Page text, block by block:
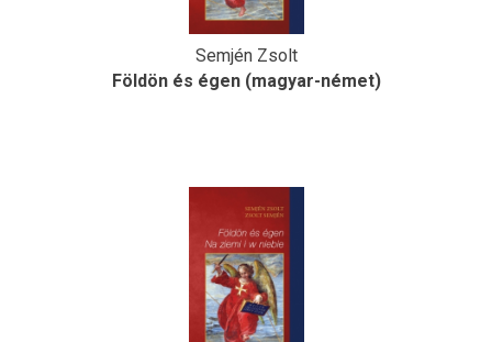
Semjén Zsolt
Földön és égen (magyar-német)